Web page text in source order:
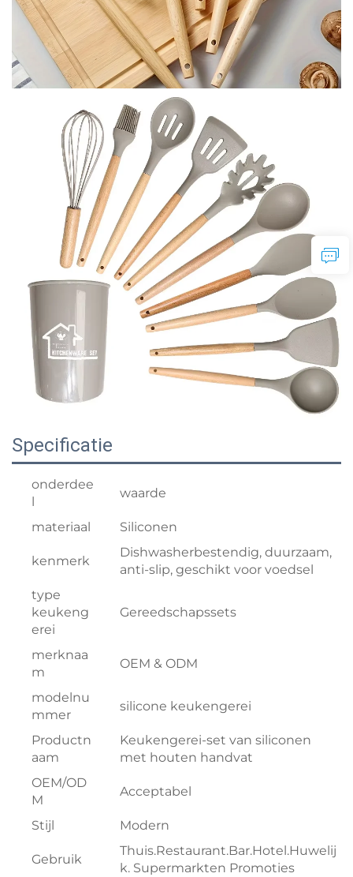
Specificatie
onderdee
waarde
materiaal Siliconen
kenmerk
Dishwasherbestendig, duurzaam,
anti-slip, geschikt voor voedsel
type
keukeng
erei
Gereedschapssets
merknaa
m
OEM & ODM
modelnu
mmer
silicone keukengerei
Productn
aam
Keukengerei-set van siliconen
met houten handvat
OEM/OD
M
Acceptabel
Stijl Modern
Gebruik
Thuis.Restaurant.Bar.Hotel.Huwelij
k. Supermarkten Promoties